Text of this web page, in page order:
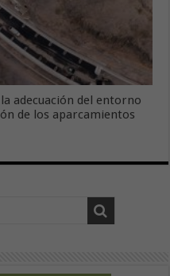
adecuación del entorno
de los aparcamientos